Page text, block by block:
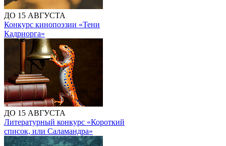
ДО 15 АВГУСТА
Конкурс кинопоэзии «Тени
Кадриорга»
ДО 15 АВГУСТА
Литературный конкурс «Короткий
список, или Саламандра»